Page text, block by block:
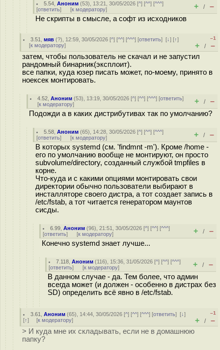
5.54 ,Аноним (53), 13:21, 30/05/2026 [^] [^^] [^^^]
[ответить] [к модератору] + / –
Не скрипты в смысле, а софт из исходников
3.51 ,мяв (?), 12:59, 30/05/2026 [^] [^^] [^^^] [ответить][↓] [↑]
[к модератору]
–1
+ / –
затем, чтобы пользователь не скачал и не запустил
рандомный бинарник(эксплоит).
все папки, куда юзер писать может, по-моему, принято в
ноексек монтировать.
4.52 ,Аноним (53), 13:19, 30/05/2026 [^] [^^] [^^^] [ответить]
[к модератору] + / –
Подожди а в каких дистрибутивах так по умолчанию?
5.58 ,Аноним (65), 14:28, 30/05/2026 [^] [^^] [^^^]
[ответить] [к модератору] + / –
В которых systemd (см. 'findmnt -m'). Кроме /home -
его по умолчанию вообще не монтируют, он просто
subvolume/directory, созданный службой tmpfiles в
корне.
Что-куда и с какими опциями монтировать свои
директории обычно пользователи выбирают в
инсталляторе своего дистра, а тот создает запись в
/etc/fstab, а тот читается генератором маунтов
сисды.
6.99 ,Аноним (96), 21:51, 30/05/2026 [^] [^^] [^^^]
[ответить] [к модератору] + / –
Конечно systemd знает лучше...
7.118 ,Аноним (116), 15:36, 31/05/2026 [^] [^^] [^^^]
[ответить] [к модератору] + / –
В данном случае - да. Тем более, что админ
всегда может (и должен - особенно в дистрах без
SD) определить всё явно в /etc/fstab.
3.61 ,Аноним (65), 14:44, 30/05/2026 [^] [^^] [^^^] [ответить][↓]
[↑] [к модератору]
–1
+ / –
> И куда мне их складывать, если не в домашнюю
папку?